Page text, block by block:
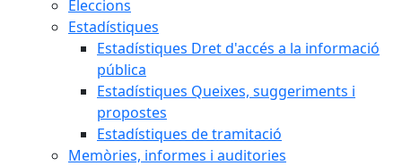
Eleccions
Estadístiques
Estadístiques Dret d'accés a la informació
pública
Estadístiques Queixes, suggeriments i
propostes
Estadístiques de tramitació
Memòries, informes i auditories